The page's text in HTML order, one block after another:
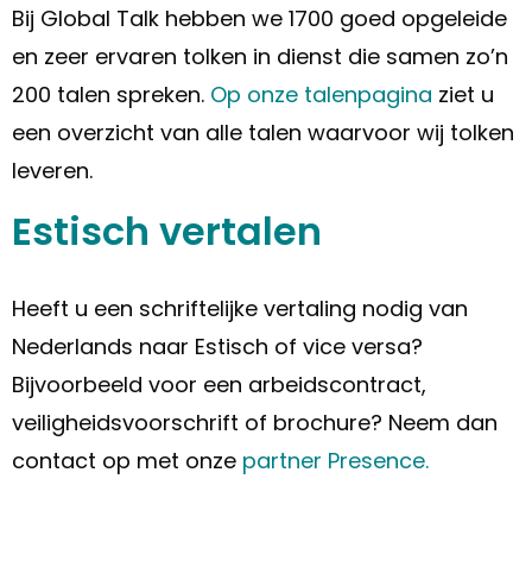
Bij Global Talk hebben we 1700 goed opgeleide
en zeer ervaren tolken in dienst die samen zo’n
200 talen spreken. Op onze talenpagina ziet u
een overzicht van alle talen waarvoor wij tolken
leveren.
Estisch vertalen
Heeft u een schriftelijke vertaling nodig van
Nederlands naar Estisch of vice versa?
Bijvoorbeeld voor een arbeidscontract,
veiligheidsvoorschrift of brochure? Neem dan
contact op met onze partner Presence.